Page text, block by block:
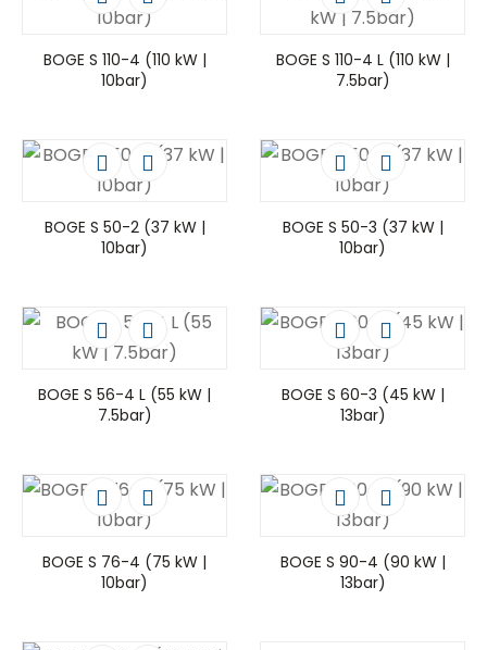
BOGE S 110-4 (110 kW |
10bar)
BOGE S 110-4 L (110 kW |
7.5bar)
BOGE S 50-2 (37 kW |
10bar)
BOGE S 50-3 (37 kW |
10bar)
BOGE S 56-4 L (55 kW |
7.5bar)
BOGE S 60-3 (45 kW |
13bar)
BOGE S 76-4 (75 kW |
10bar)
BOGE S 90-4 (90 kW |
13bar)